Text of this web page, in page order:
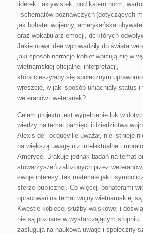
liderek i aktywistek, pod kątem norm,
i schematów poznawczych (dotyczących
jak bohater wojenny, amerykańska
oraz wokabularz emocji, do których
Jakie nowe idee wprowadziły do świata
jaki sposób narracje kobiet wpisują się w
wietnamskiej oficjalnej interpretacji,
która cieszyłaby się społecznym
wreszcie, w jaki sposób umacniały status i
weteranów i weteranek?
Celem projektu jest wypełnienie luk w
wiedzy na temat pamięci i dziedzictwa
Alexis de Tocqueville uważał, nie istnieje
na większą uwagę niż intelektualne i
Ameryce. Brakuje jednak badań na temat
stowarzyszeń założonych przez
swoje interesy, tak materiale jak i
sferze publicznej. Co więcej, bohaterami
opracowań na temat wojny wietnamskiej
Kwestie kobiecej służby wojskowej i
nie są poznane w wystarczającym stopniu,
zasługują na naukową uwagę i społeczny